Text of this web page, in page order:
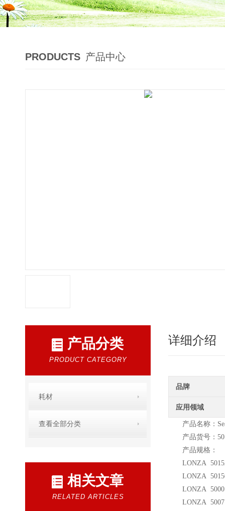
PRODUCTS 产品中心
产品分类
PRODUCT CATEGORY
耗材
查看全部分类
相关文章
RELATED ARTICLES
详细介绍
品牌
应用领域
产品名称：
产品货号：
产品规格：
LONZA
LONZA
LONZA
LONZA